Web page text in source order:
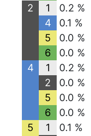
2
1
0.2 %
4
0.1 %
5
0.0 %
6
0.0 %
4
1
0.2 %
2
0.0 %
5
0.0 %
6
0.0 %
5
1
0.1 %